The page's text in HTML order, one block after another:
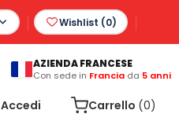
Wishlist (0)
9.6/10 (2563 avis)
AZIENDA FRANCESE
Con sede in Franciada 5 anni
Accedi Carrello (0)